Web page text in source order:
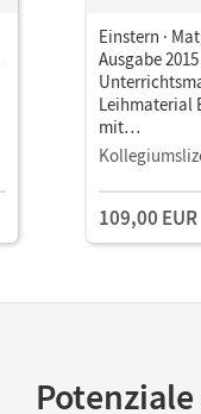
Einstern ·
Ausgabe 2015
Leihmaterial
mit
und
109,00 EUR